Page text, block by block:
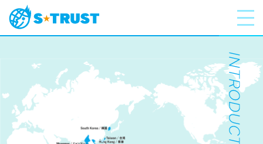
ABOUT US
GOODS
INTERNATIONAL
GOODS
CONTACT